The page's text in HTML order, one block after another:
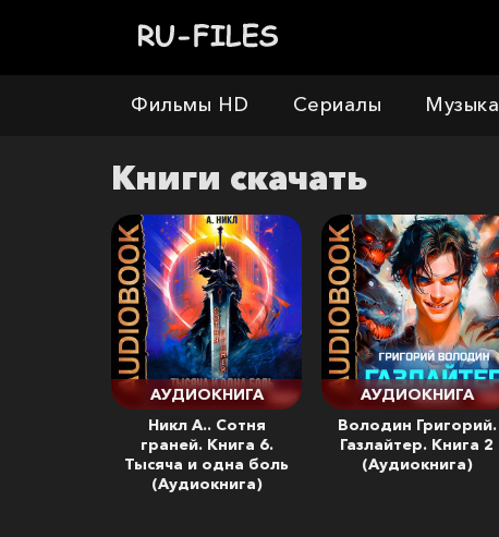
Фильмы HD Сериалы Музыка
Книги скачать
АУДИОКНИГА
Никл А.. Сотня
граней. Книга 6.
Тысяча и одна боль
(Аудиокнига)
АУДИОКНИГА
Володин Григорий.
Газлайтер. Книга 2
(Аудиокнига)